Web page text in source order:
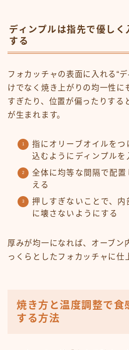
ディンプルは指先で優し
する
フォカッチャの表面に入れる“
けでなく焼き上がりの均一性に
すぎたり、位置が偏ったりする
が生まれます。
指にオリーブオイルをつ
込むようにディンプルを
全体に均等な間隔で配
える
押しすぎないことで、内
に壊さないようにする
厚みが均一になれば、オーブン
っくらとしたフォカッチャに仕
焼き方と温度調整で食
する方法